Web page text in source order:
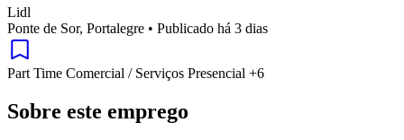
Lidl
Ponte de Sor, Portalegre • Publicado há 3 dias
Part Time Comercial / Serviços Presencial +6
Sobre este emprego